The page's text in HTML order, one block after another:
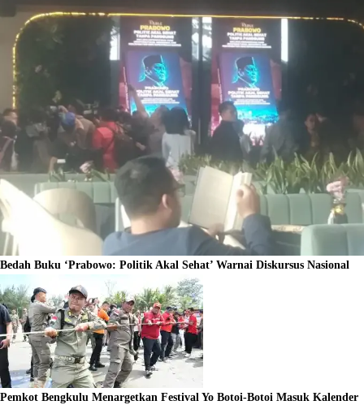
Bedah Buku ‘Prabowo: Politik Akal Sehat’ Warnai Diskursus Nasional
Pemkot Bengkulu Menargetkan Festival Yo Botoi-Botoi Masuk Kalender